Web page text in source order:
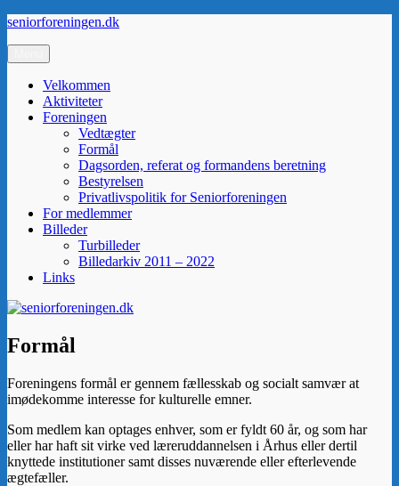
Videre
seniorforeningen.dk
Velkommen
Aktiviteter
Foreningen
Vedtægter
Formål
Dagsorden, referat og formandens beretning
Bestyrelsen
Privatlivspolitik for Seniorforeningen
For medlemmer
Billeder
Turbilleder
Billedarkiv 2011 – 2022
Links
Formål
Foreningens formål er gennem fællesskab og socialt samvær at
imødekomme interesse for kulturelle emner.
Som medlem kan optages enhver, som er fyldt 60 år, og som har
eller har haft sit virke ved læreruddannelsen i Århus eller dertil
knyttede institutioner samt disses nuværende eller efterlevende
ægtefæller.